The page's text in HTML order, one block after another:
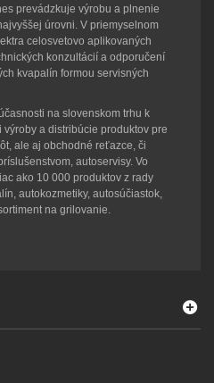
prevádzkuje výrobu a plnenie
úrovni. V priemyselnom
celosvetovo aplikovaných
konzultácií a odporučení
kvapalín formou servisných
na slovenskom trhu k
a distribúcie produktov pre
ale aj obchodné reťazce, či
autoservisy. Vo
ako 10 000 produktov z rady
autokozmetiky, autosúčiastok,
na grilovanie.